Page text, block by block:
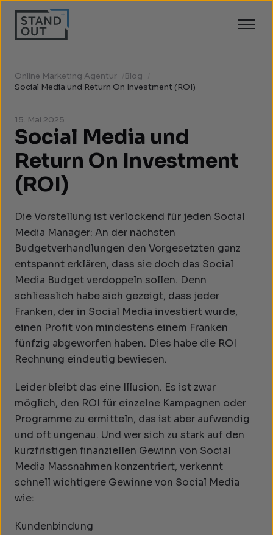
Online Marketing Agentur Blog
Social Media und Return On Investment (ROI)
15. Mai 2025
Social Media und
Return On Investment
(ROI)
Die Vorstellung ist verlockend für jeden Social
Media Manager: An der nächsten
Budgetverhandlungen den Vorgesetzten ganz
entspannt erklären, dass sie doch das Social
Media Budget verdoppeln sollen. Denn
schliesslich habe sich gezeigt, dass jeder
Franken, der in Social Media investiert wurde,
einen Profit von mindestens einem Franken
fünfzig abgeworfen haben. Dies habe die ROI
Rechnung eindeutig bewiesen.
Leider bleibt das eine Illusion. Es ist zwar
möglich, den ROI für einzelne Kampagnen oder
Programme zu ermitteln, das ist aber aufwendig
und oft ungenau. Und wer sich zu stark auf den
kurzfristigen finanziellen Gewinn von Social
Media Massnahmen konzentriert, verkennt
schnell wichtigere Gewinne von Social Media
wie:
Kundenbindung